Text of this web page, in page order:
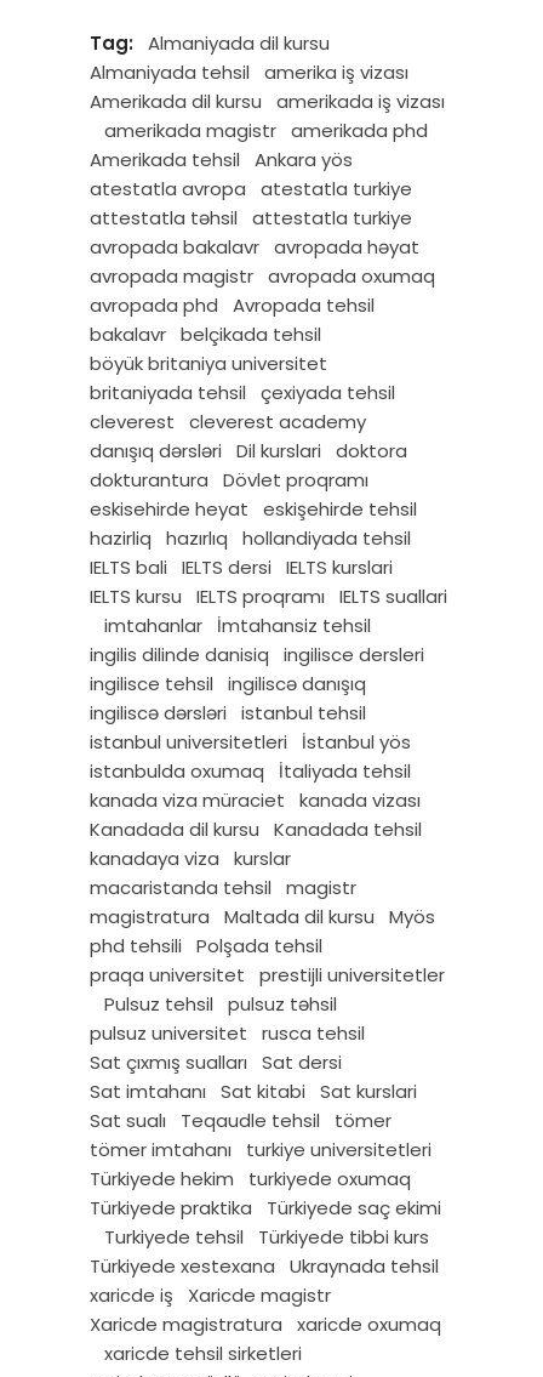
Tag:
Almaniyada dil kursu
Almaniyada tehsil
amerika iş vizası
Amerikada dil kursu
amerikada iş vizası
amerikada magistr amerikada phd
Amerikada tehsil
Ankara yös
atestatla avropa
atestatla turkiye
attestatla təhsil
attestatla turkiye
avropada bakalavr avropada həyat
avropada magistr avropada oxumaq
avropada phd
Avropada tehsil
bakalavr belçikada tehsil
böyük britaniya universitet
britaniyada tehsil
çexiyada tehsil
cleverest
cleverest academy
danışıq dərsləri
Dil kurslari
doktora
dokturantura
Dövlet proqramı
eskisehirde heyat
eskişehirde tehsil
hazirliq
hazırlıq
hollandiyada tehsil
IELTS bali
IELTS dersi
IELTS kurslari
IELTS kursu
IELTS proqramı
IELTS suallari
imtahanlar
İmtahansiz tehsil
ingilis dilinde danisiq
ingilisce dersleri
ingilisce tehsil
ingiliscə danışıq
ingiliscə dərsləri
istanbul tehsil
istanbul universitetleri
İstanbul yös
istanbulda oxumaq
İtaliyada tehsil
kanada viza müraciet
kanada vizası
Kanadada dil kursu
Kanadada tehsil
kanadaya viza
kurslar
macaristanda tehsil
magistr
magistratura
Maltada dil kursu
Myös
phd tehsili
Polşada tehsil
praqa universitet
prestijli universitetler
Pulsuz tehsil
pulsuz təhsil
pulsuz universitet
rusca tehsil
Sat çıxmış sualları
Sat dersi
Sat imtahanı
Sat kitabi
Sat kurslari
Sat sualı
Teqaudle tehsil
tömer
tömer imtahanı
turkiye universitetleri
Türkiyede hekim
turkiyede oxumaq
Türkiyede praktika
Türkiyede saç ekimi
Turkiyede tehsil
Türkiyede tibbi kurs
Türkiyede xestexana
Ukraynada tehsil
xaricde iş
Xaricde magistr
Xaricde magistratura
xaricde oxumaq
xaricde tehsil sirketleri